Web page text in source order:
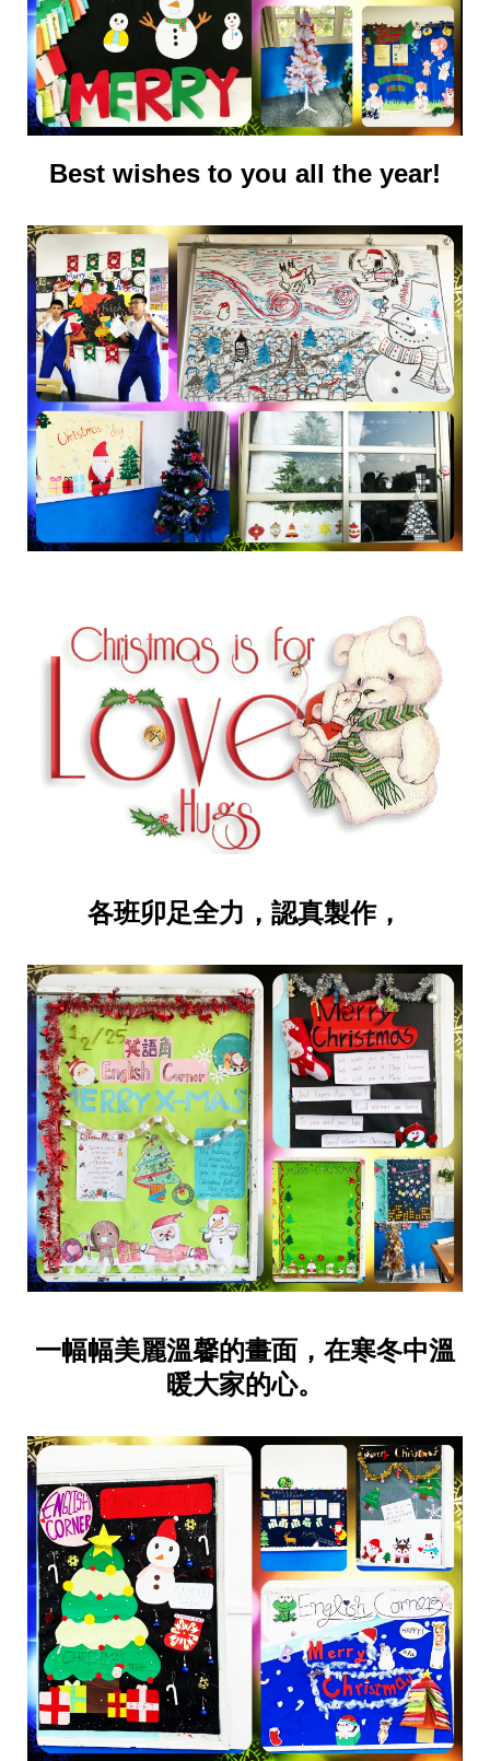
Best wishes to you all the year!
各班卯足全力，認真製作，
一幅幅美麗溫馨的畫面，在寒冬中溫
暖大家的心。